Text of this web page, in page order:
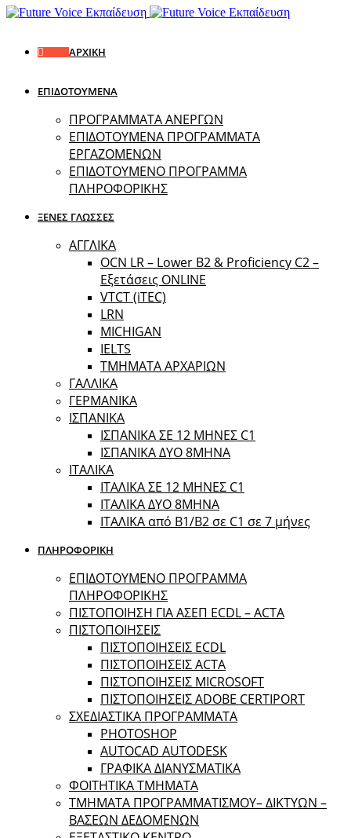
ΑΡΧΙΚΗ
ΕΠΙΔΟΤΟΥΜΕΝΑ
ΠΡΟΓΡΑΜΜΑΤΑ ΑΝΕΡΓΩΝ
ΕΠΙΔΟΤΟΥΜΕΝΑ ΠΡΟΓΡΑΜΜΑΤΑ
ΕΡΓΑΖΟΜΕΝΩΝ
ΕΠΙΔΟΤΟΥΜΕΝΟ ΠΡΟΓΡΑΜΜΑ
ΠΛΗΡΟΦΟΡΙΚΗΣ
ΞΕΝΕΣ ΓΛΩΣΣΕΣ
ΑΓΓΛΙΚΑ
OCN LR – Lower B2 & Proficiency C2 –
Εξετάσεις ONLINE
VTCT (iTEC)
LRN
MICHIGAN
IELTS
ΤΜΗΜΑΤΑ ΑΡΧΑΡΙΩΝ
ΓΑΛΛΙΚΑ
ΓΕΡΜΑΝΙΚΑ
ΙΣΠΑΝΙΚΑ
ΙΣΠΑΝΙΚΑ ΣΕ 12 ΜΗΝΕΣ C1
ΙΣΠΑΝΙΚΑ ΔΥΟ 8ΜΗΝΑ
ΙΤΑΛΙΚΑ
ΙΤΑΛΙΚΑ ΣΕ 12 ΜΗΝΕΣ C1
ΙΤΑΛΙΚΑ ΔΥΟ 8ΜΗΝΑ
ΙΤΑΛΙΚΑ από B1/B2 σε C1 σε 7 μήνες
ΠΛΗΡΟΦΟΡΙΚΗ
ΕΠΙΔΟΤΟΥΜΕΝΟ ΠΡΟΓΡΑΜΜΑ
ΠΛΗΡΟΦΟΡΙΚΗΣ
ΠIΣΤΟΠΟΙΗΣΗ ΓΙΑ ΑΣΕΠ ECDL – ACTA
ΠΙΣΤΟΠΟΙΗΣΕΙΣ
ΠΙΣΤΟΠΟΙΗΣΕΙΣ ECDL
ΠΙΣΤΟΠΟΙΗΣΕΙΣ ACTA
ΠΙΣΤΟΠΟΙΗΣΕΙΣ MICROSOFT
ΠΙΣΤΟΠΟΙΗΣΕΙΣ ADOBE CERTIPORT
ΣΧΕΔΙΑΣΤΙΚΑ ΠΡΟΓΡΑΜΜΑΤΑ
PHOTOSHOP
AUTOCAD AUTODESK
ΓΡΑΦΙΚΑ ΔΙΑΝΥΣΜΑΤΙΚΑ
ΦΟΙΤΗΤΙΚΑ ΤΜΗΜΑΤΑ
ΤΜΗΜΑΤΑ ΠΡΟΓΡΑΜΜΑΤΙΣΜΟΥ– ΔΙΚΤΥΩΝ –
ΒΑΣΕΩΝ ΔΕΔΟΜΕΝΩΝ